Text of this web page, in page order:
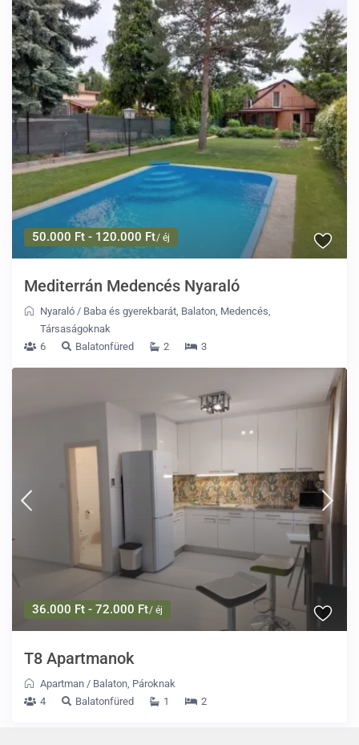
50.000 Ft - 120.000 Ft/ éj
Mediterrán Medencés Nyaraló
Nyaraló / Baba és gyerekbarát Balaton Medencés
Társaságoknak
6
Balatonfüred 2 3
36.000 Ft - 72.000 Ft/ éj
T8 Apartmanok
Apartman / Balaton Pároknak
4
Balatonfüred 1 2